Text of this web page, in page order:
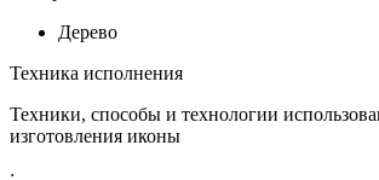
Дерево
Техника исполнения
Техники, способы и технологии
изготовления иконы